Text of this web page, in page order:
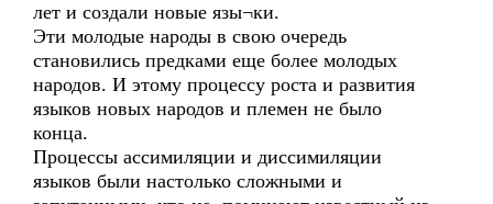
лет и создали новые язы¬ки.
Эти молодые народы в свою очередь
становились предками еще более молодых
народов. И этому процессу роста и развития
языков новых народов и племен не было
конца.
Процессы ассимиляции и диссимиляции
языков были настолько сложными и